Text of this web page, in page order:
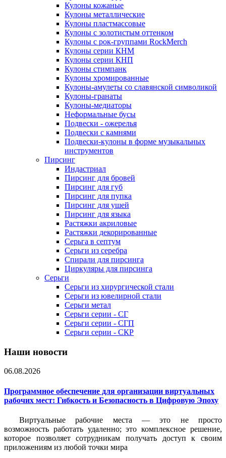
Кулоны кожаные
Кулоны металлические
Кулоны пластмассовые
Кулоны с золотистым оттенком
Кулоны с рок-группами RockMerch
Кулоны серии КНМ
Кулоны серии КНП
Кулоны стимпанк
Кулоны хромированные
Кулоны-амулеты со славянской символикой
Кулоны-гранаты
Кулоны-медиаторы
Неформальные бусы
Подвески - ожерелья
Подвески с камнями
Подвески-кулоны в форме музыкальных
инструментов
Пирсинг
Индастриал
Пирсинг для бровей
Пирсинг для губ
Пирсинг для пупка
Пирсинг для ушей
Пирсинг для языка
Растяжки акриловые
Растяжки декорированные
Серьга в септум
Серьги из серебра
Спирали для пирсинга
Циркуляры для пирсинга
Серьги
Серьги из хирургической стали
Серьги из ювелирной стали
Серьги метал
Серьги серии - СГ
Серьги серии - СГП
Серьги серии - СКР
Наши новости
06.08.2026
Программное обеспечение для организации виртуальных
рабочих мест: Гибкость и Безопасность в Цифровую Эпоху
Виртуальные рабочие места — это не просто
возможность работать удаленно; это комплексное решение,
которое позволяет сотрудникам получать доступ к своим
приложениям из любой точки мира